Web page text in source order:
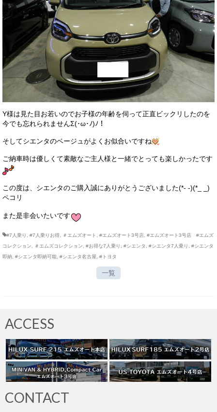
お問い合わせ
メールフォーム
電話はこちら
Y様は見た目お若いのでお子様の年齢を伺って正直ビックリしたのを
今でも忘れられませんΣ(･ω･ﾉ)ﾉ！
そしてシエンタのベージュがよくお似合いですね
ご納車時は優しくて素敵なご主人様と一緒でとっても楽しかったです
この度は、シエンタのご購入誠にありがとうございました(*- -)(*_ _)
ペコリ
また是非会いたいです
#7人乗り #7人乗りお得 ＃エムズオート #エムズオート3号店 #エムズオート3号店 #エムズ
コレクション
＃エムズコレクション #お得な7人乗り #シエンタ #シエンタ7人乗り
#シエンタ
即納 #シエンタ即納可能 #シエンタ名古屋 #トヨタ
一覧
ACCESS
CONTACT